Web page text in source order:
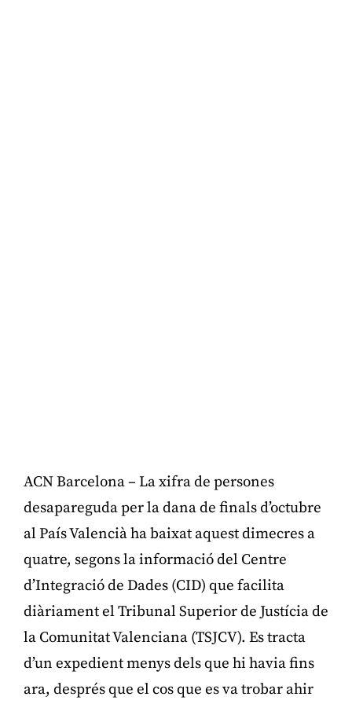
ACN Barcelona – La xifra de persones
desapareguda per la dana de finals d’octubre
al País Valencià ha baixat aquest dimecres a
quatre, segons la informació del Centre
d’Integració de Dades (CID) que facilita
diàriament el Tribunal Superior de Justícia de
la Comunitat Valenciana (TSJCV). Es tracta
d’un expedient menys dels que hi havia fins
ara, després que el cos que es va trobar ahir